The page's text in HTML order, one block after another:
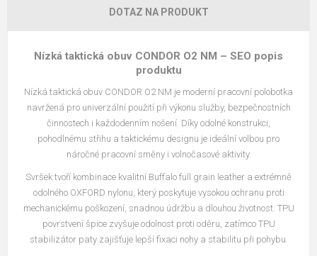
DOTAZ NA PRODUKT
Nízká taktická obuv CONDOR O2 NM – SEO popis
produktu
Nízká taktická obuv CONDOR O2 NM je moderní pracovní polobotka
navržená pro univerzální použití při výkonu služby, bezpečnostních
činnostech i každodenním nošení. Díky odolné konstrukci,
pohodlnému střihu a taktickému designu je ideální volbou pro
náročné pracovní směny i volnočasové aktivity.
Svršek tvoří kombinace kvalitní Buffalo full grain leather a extrémně
odolného OXFORD nylonu, který poskytuje vysokou ochranu proti
mechanickému poškození, snadnou údržbu a dlouhou životnost. TPU
povrstvení špice zvyšuje odolnost proti oděru, zatímco TPU
stabilizátor paty zajišťuje lepší fixaci nohy a stabilitu při pohybu.